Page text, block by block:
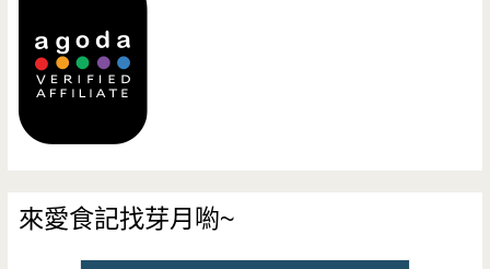
來愛食記找芽月喲~